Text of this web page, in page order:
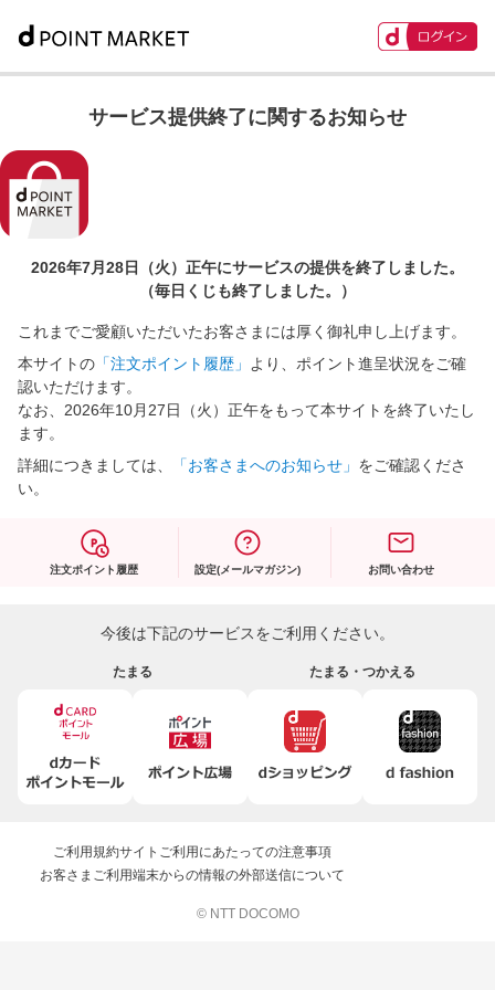
サービス提供終了に関するお知らせ
2026年7月28日（火）正午にサービスの提供を終了しました。
（毎日くじも終了しました。）
これまでご愛顧いただいたお客さまには厚く御礼申し上げます。
本サイトの 「注文ポイント履歴」
より、ポイント進呈状況をご確
認いただけます。
なお、2026年10月27日（火）正午をもって本サイトを終了いたし
ます。
詳細につきましては、
「お客さまへのお知らせ」 をご確認くださ
い。
注文ポイント履歴 設定(メールマガジン) お問い合わせ
今後は下記のサービスをご利用ください。
たまる たまる・つかえる
ご利用規約サイトご利用にあたっての注意事項
お客さまご利用端末からの情報の外部送信について
© NTT DOCOMO